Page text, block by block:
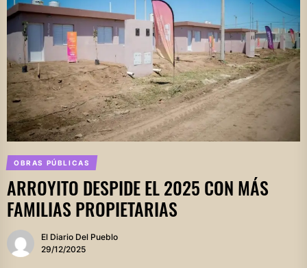
OBRAS PÚBLICAS
ARROYITO DESPIDE EL 2025 CON MÁS
FAMILIAS PROPIETARIAS
El Diario Del Pueblo
29/12/2025